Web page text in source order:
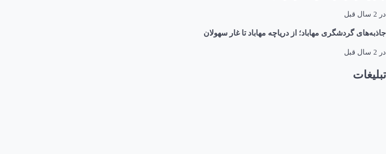
در 2 سال قبل
جاذبه‌های گردشگری مهاباد؛ از دریاچه مهاباد تا غار سهولان
در 2 سال قبل
تبلیغات